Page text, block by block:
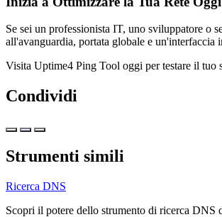
Se sei un professionista IT, uno sviluppatore o
all'avanguardia, portata globale e un'interfaccia
Visita Uptime4 Ping Tool oggi per testare il tuo
Condividi
Strumenti simili
Ricerca DNS
Scopri il potere dello strumento di ricerca